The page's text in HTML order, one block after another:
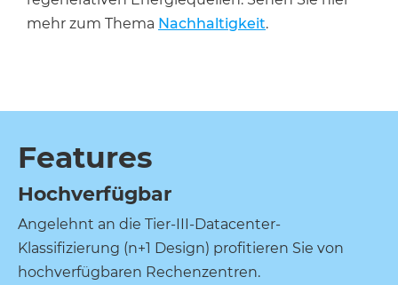
mehr zum Thema Nachhaltigkeit.
Features
Hochverfügbar
Angelehnt an die Tier-III-Datacenter-
Klassifizierung (n+1 Design) profitieren Sie von
hochverfügbaren Rechenzentren.